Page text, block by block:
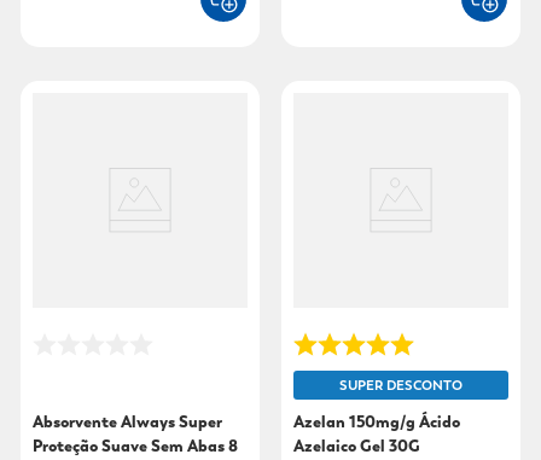
Absorvente Always Super
Proteção Suave Sem Abas 8
SUPER DESCONTO
Azelan 150mg/g Ácido
Azelaico Gel 30G